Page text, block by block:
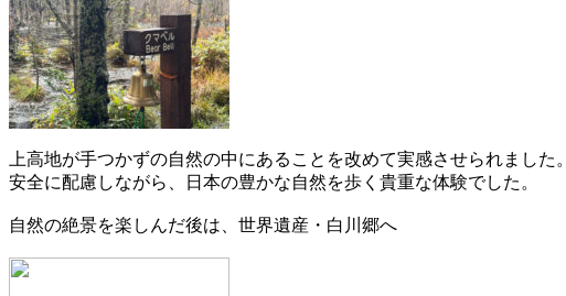
上高地が手つかずの自然の中にあることを改めて実感させられました。
安全に配慮しながら、日本の豊かな自然を歩く貴重な体験でした。
自然の絶景を楽しんだ後は、世界遺産・白川郷へ